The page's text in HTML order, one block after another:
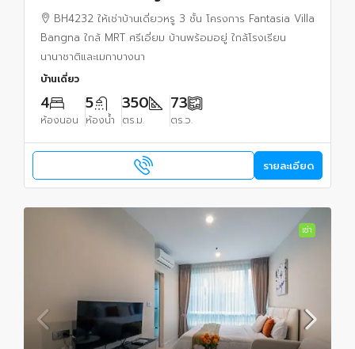
พร้อมอยู่
BH4232 ให้เช่าบ้านเดี่ยวหรู 3 ชั้น โครงการ Fantasia Villa
Bangna ใกล้ MRT ศรีเอี่ยม บ้านพร้อมอยู่ ใกล้โรงเรียน
นานาชาติและเมกาบางนา
บ้านเดี่ยว
4
ห้องนอน
5
ห้องน้ำ
350
ตร.ม.
73
ตร.ว.
รายละเอียด
เช่า